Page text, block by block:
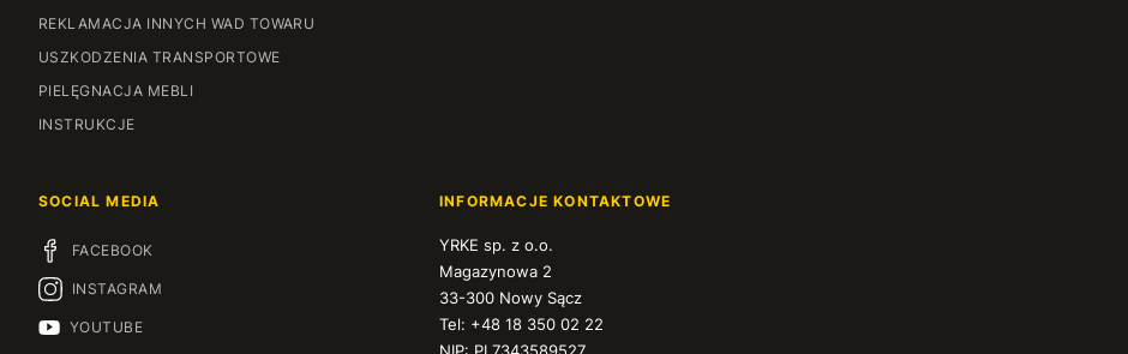
REKLAMACJA INNYCH WAD TOWARU
USZKODZENIA TRANSPORTOWE
PIELĘGNACJA MEBLI
INSTRUKCJE
SOCIAL MEDIA
FACEBOOK
INSTAGRAM
YOUTUBE
INFORMACJE KONTAKTOWE
YRKE sp. z o.o.
Magazynowa 2
33-300 Nowy Sącz
Tel: +48 18 350 02 22